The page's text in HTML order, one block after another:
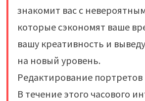
знакомит вас с
которые сэкономят ваше
вашу креативность и
на новый уровень.
Редактирование
В течение этого часового